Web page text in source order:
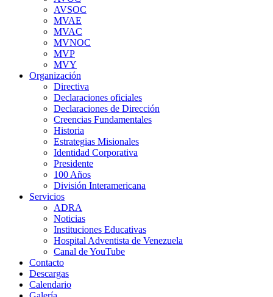
AVSOC
MVAE
MVAC
MVNOC
MVP
MVY
Organización
Directiva
Declaraciones oficiales
Declaraciones de Dirección
Creencias Fundamentales
Historia
Estrategias Misionales
Identidad Corporativa
Presidente
100 Años
División Interamericana
Servicios
ADRA
Noticias
Instituciones Educativas
Hospital Adventista de Venezuela
Canal de YouTube
Contacto
Descargas
Calendario